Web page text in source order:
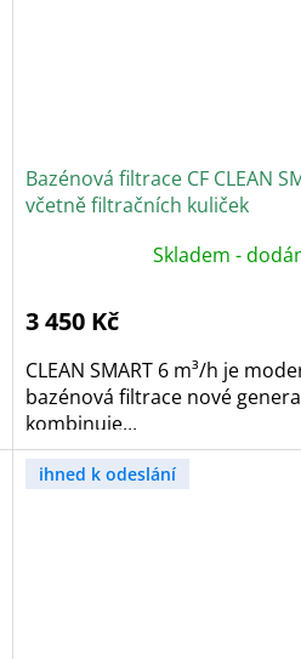
Bazénová filtrace CF CLEAN
včetně filtračních kuliček
Skladem -
3 450 Kč
CLEAN SMART 6 m³/h je
bazénová filtrace nové
kombinuje...
ihned k odeslání